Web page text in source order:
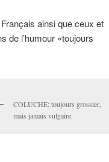
ainsi que ceux et
de l’humour «toujours
COLUCHE: toujours grossier,
mais jamais vulgaire.